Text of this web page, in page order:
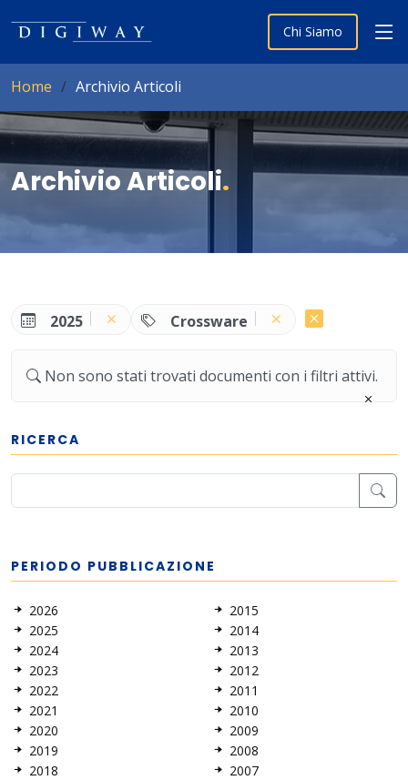
Chi Siamo
Home Archivio Articoli
Archivio Articoli.
2025 Crossware
Non sono stati trovati documenti con i filtri attivi.
RICERCA
PERIODO PUBBLICAZIONE
2026
2025
2024
2023
2022
2021
2020
2019
2018
2015
2014
2013
2012
2011
2010
2009
2008
2007